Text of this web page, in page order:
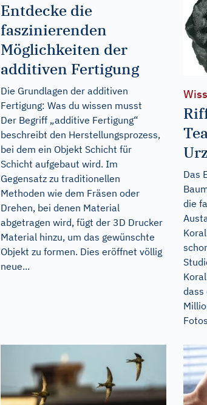
Entdecke die
faszinierenden
Möglichkeiten der
additiven Fertigung
Die Grundlagen der additiven
Fertigung: Was du wissen musst
Der Begriff „additive Fertigung“
beschreibt den Herstellungsprozess,
bei dem ein Objekt Schicht für
Schicht aufgebaut wird. Im
Gegensatz zu traditionellen
Methoden wie dem Fräsen oder
Drehen, bei denen Material
abgetragen wird, fügt der 3D Drucker
Material hinzu, um das gewünschte
Objekt zu formen. Dies eröffnet völlig
neue...
Das
die
dass